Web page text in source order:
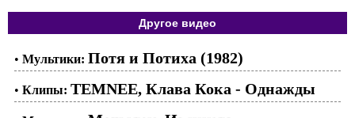
Другое видео
• Мультики: Потя и Потиха (1982)
• Клипы: TEMNEE, Клава Кока - Однажды